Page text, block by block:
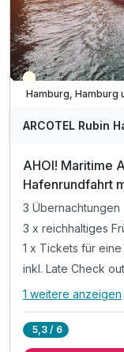
Teilweise
Hamburg, Hamburg
ARCOTEL Rubin
AHOI! Maritime
Hafenrundfahrt
3 Übernachtungen
3 x reichhaltiges
1 x Tickets für
inkl. Late Check
Alle
1 weitere anzeigen
5,3 / 6